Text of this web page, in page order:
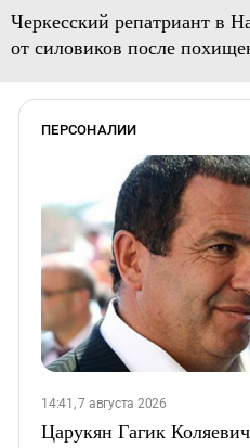
Черкесский репатриант в
от силовиков после
ПЕРСОНАЛИИ
14:41, 7 августа 2026
Царукян Гагик Коляевич